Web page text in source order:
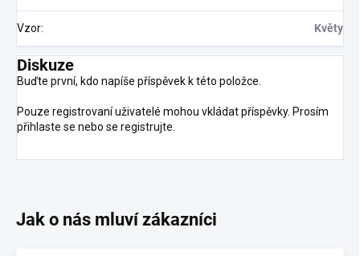
Vzor: Květy
Diskuze
Buďte první, kdo napíše příspěvek k této položce.
Pouze registrovaní uživatelé mohou vkládat příspěvky. Prosím
přihlaste se nebo se registrujte